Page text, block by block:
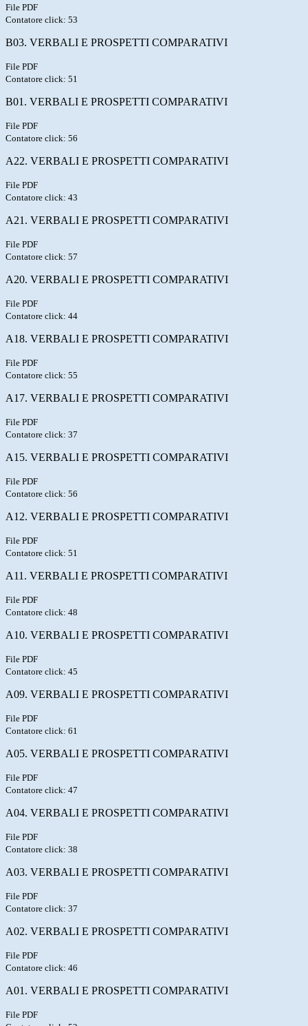
File PDF
Contatore click: 53
B03. VERBALI E PROSPETTI COMPARATIVI
File PDF
Contatore click: 51
B01. VERBALI E PROSPETTI COMPARATIVI
File PDF
Contatore click: 56
A22. VERBALI E PROSPETTI COMPARATIVI
File PDF
Contatore click: 43
A21. VERBALI E PROSPETTI COMPARATIVI
File PDF
Contatore click: 57
A20. VERBALI E PROSPETTI COMPARATIVI
File PDF
Contatore click: 44
A18. VERBALI E PROSPETTI COMPARATIVI
File PDF
Contatore click: 55
A17. VERBALI E PROSPETTI COMPARATIVI
File PDF
Contatore click: 37
A15. VERBALI E PROSPETTI COMPARATIVI
File PDF
Contatore click: 56
A12. VERBALI E PROSPETTI COMPARATIVI
File PDF
Contatore click: 51
A11. VERBALI E PROSPETTI COMPARATIVI
File PDF
Contatore click: 48
A10. VERBALI E PROSPETTI COMPARATIVI
File PDF
Contatore click: 45
A09. VERBALI E PROSPETTI COMPARATIVI
File PDF
Contatore click: 61
A05. VERBALI E PROSPETTI COMPARATIVI
File PDF
Contatore click: 47
A04. VERBALI E PROSPETTI COMPARATIVI
File PDF
Contatore click: 38
A03. VERBALI E PROSPETTI COMPARATIVI
File PDF
Contatore click: 37
A02. VERBALI E PROSPETTI COMPARATIVI
File PDF
Contatore click: 46
A01. VERBALI E PROSPETTI COMPARATIVI
File PDF